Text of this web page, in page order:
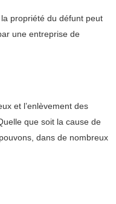
propriété du défunt peut
une entreprise de
et l’enlèvement des
que soit la cause de
dans de nombreux